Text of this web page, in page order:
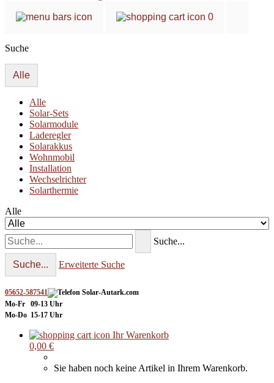
0
Suche
Alle
Alle
Solar-Sets
Solarmodule
Laderegler
Solarakkus
Wohnmobil
Installation
Wechselrichter
Solarthermie
Alle
Suche...
Suche... Erweiterte Suche
05652-587541
Mo-Fr 09-13 Uhr
Mo-Do 15-17 Uhr
Ihr Warenkorb
0,00 €
Sie haben noch keine Artikel in Ihrem Warenkorb.